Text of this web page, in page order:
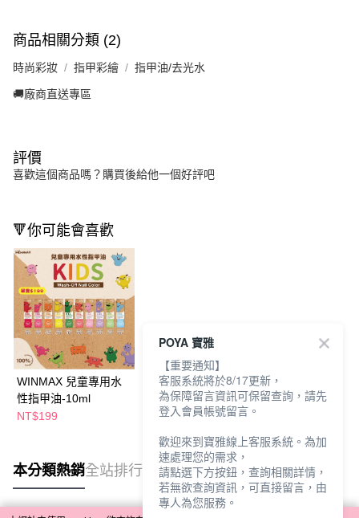
商品相關分類 (2)
時尚彩妝 指甲彩繪 指甲油/去光水
🚚廠商直送專區
評價
喜歡這個商品嗎？購買後給他一個好評吧
🔻你可能會喜歡
WINMAX 兒童專用水
性指甲油-10ml
NT$199
本分類熱銷全站排行
POYA 寶雅
【重要通知】
客服系統將於8/17更新，
為保障留言資訊可保留查詢，請先
登入會員帳號留言。
歡迎來到寶雅線上客服系統。為加
速處理您的需求，
請點選下方按鈕，查詢相關詳情，
若無欲查詢資訊，可直接留言，由
專人為您服務。